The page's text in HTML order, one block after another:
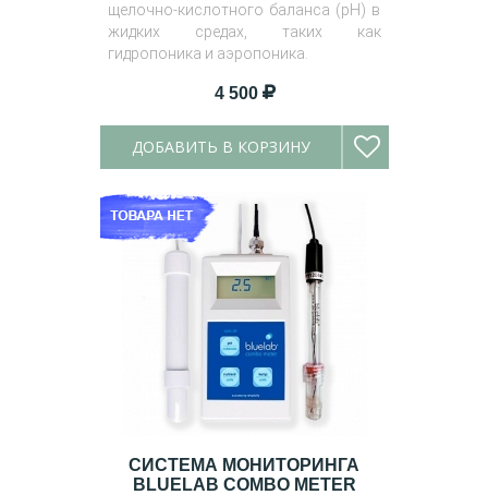
щелочно-кислотного баланса (pH) в
жидких средах, таких как
гидропоника и аэропоника.
4 500
ДОБАВИТЬ В КОРЗИНУ
СИСТЕМА МОНИТОРИНГА
BLUELAB COMBO METER